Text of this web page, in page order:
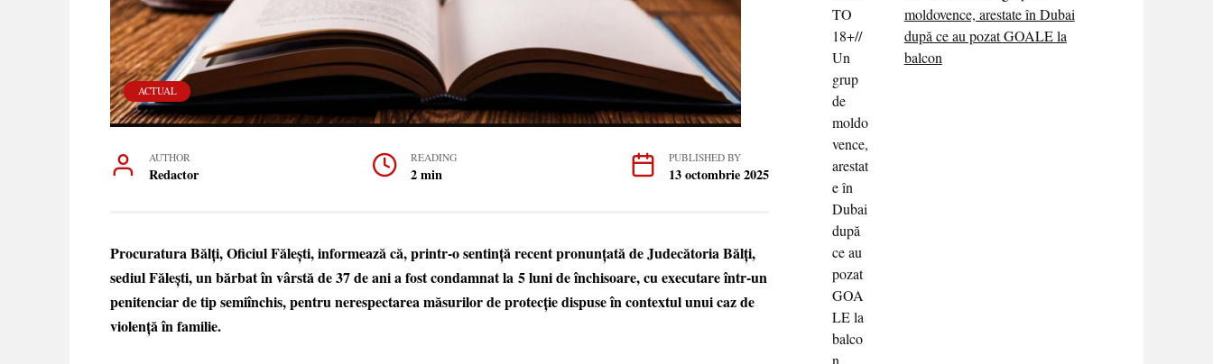
ACTUAL
AUTHOR
Redactor
READING
2 min
PUBLISHED BY
13 octombrie 2025
Procuratura Bălți, Oficiul Fălești, informează că, printr-o sentință recent pronunțată de Judecătoria Bălți,
sediul Fălești, un bărbat în vârstă de 37 de ani a fost condamnat la 5 luni de închisoare, cu executare într-un
penitenciar de tip semiînchis, pentru nerespectarea măsurilor de protecție dispuse în contextul unui caz de
violență în familie.
moldovence, arestate în Dubai
după ce au pozat GOALE la
balcon